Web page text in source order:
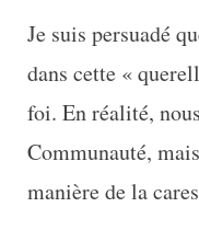
Je suis persuadé
dans cette «
foi. En réalité,
Communauté,
manière de la